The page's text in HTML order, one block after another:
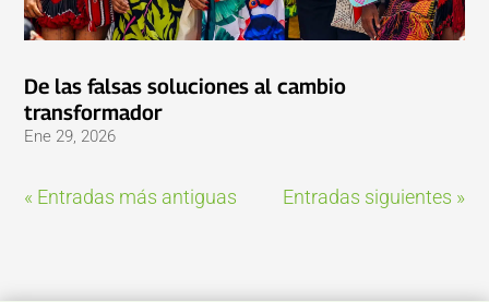
De las falsas soluciones al cambio
transformador
Ene 29, 2026
« Entradas más antiguas Entradas siguientes »